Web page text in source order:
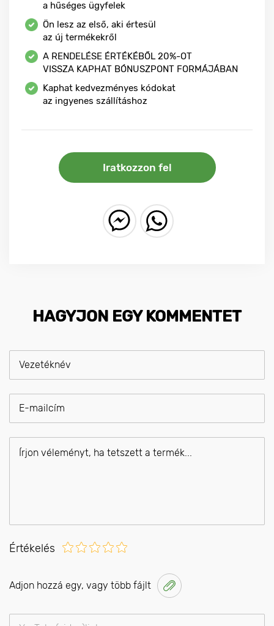
a hűséges ügyfelek
Ön lesz az első, aki értesül
az új termékekről
A RENDELÉSE ÉRTÉKÉBŐL 20%-OT
VISSZA KAPHAT BÓNUSZPONT FORMÁJÁBAN
Kaphat kedvezményes kódokat
az ingyenes szállításhoz
Iratkozzon fel
HAGYJON EGY KOMMENTET
Értékelés
Adjon hozzá egy, vagy több fájlt